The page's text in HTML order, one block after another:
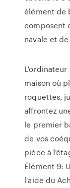
élément de
composent
navale et
maison où
roquettes,
affrontez
le premier
de vos
pièce à
Élément 9:
l'aide du